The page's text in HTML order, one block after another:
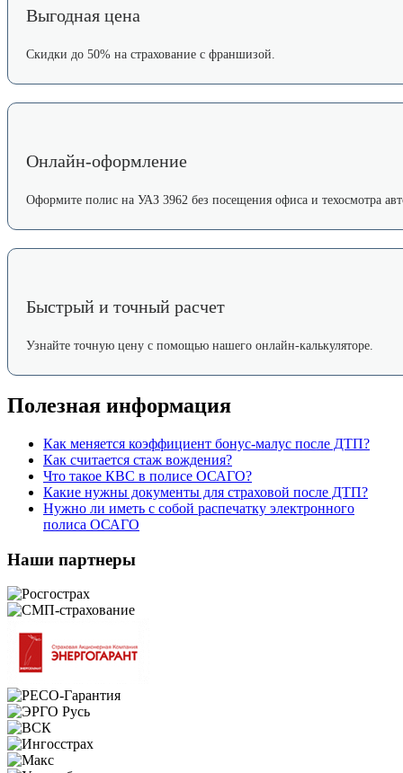
Выгодная цена
Скидки до 50% на страхование с франшизой.
Онлайн-оформление
Оформите полис на УАЗ 3962 без посещения офиса и техосмотра
Быстрый и точный расчет
Узнайте точную цену с помощью нашего онлайн-калькуляторе.
Полезная информация
Как меняется коэффициент бонус-малус после ДТП?
Как считается стаж вождения?
Что такое КВС в полисе ОСАГО?
Какие нужны документы для страховой после ДТП?
Нужно ли иметь с собой распечатку электронного
полиса ОСАГО
Наши партнеры